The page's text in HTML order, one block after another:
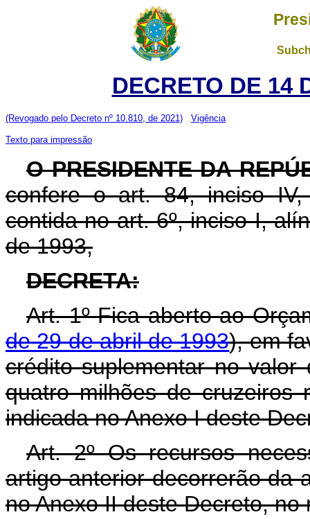
DECRETO DE 14
(Revogado pelo Decreto nº 10.810, de 2021) Vigência
Texto para impressão
O PRESIDENTE DA
confere o art. 84, inciso
contida no art. 6º, inciso I,
de 1993,
DECRETA:
Art. 1º Fica aberto ao
de 29 de abril de 1993), em
crédito suplementar no valor
quatro milhões de cruzeiros
indicada no Anexo I deste
Art. 2º Os recursos
artigo anterior decorrerão da
no Anexo II deste Decreto,